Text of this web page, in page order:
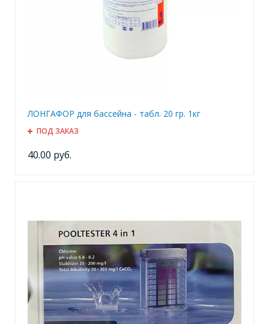
ЛОНГАФОР для бассейна - табл. 20 гр. 1кг
ПОД ЗАКАЗ
40.00 руб.